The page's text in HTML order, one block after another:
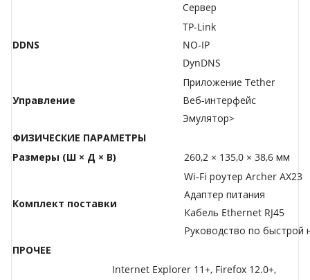
Сервер
DDNS
TP-Link
NO-IP
DynDNS
Управление
Приложение Tether
Веб-интерфейс
Эмулятор>
ФИЗИЧЕСКИЕ ПАРАМЕТРЫ
Размеры (Ш × Д × В)
260,2 × 135,0 × 38,6 мм
Комплект поставки
Wi-Fi роутер Archer AX23
Адаптер питания
Кабель Ethernet RJ45
Руководство по быстрой
ПРОЧЕЕ
Internet Explorer 11+, Firefox 12.0+,